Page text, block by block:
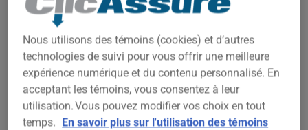
1 300$
1 400$
Nous utilisons des témoins (cookies) et d’autres
technologies de suivi pour vous offrir une meilleure
expérience numérique et du contenu personnalisé. En
acceptant les témoins, vous consentez à leur
utilisation. Vous pouvez modifier vos choix en tout
temps. En savoir plus sur l'utilisation des témoins